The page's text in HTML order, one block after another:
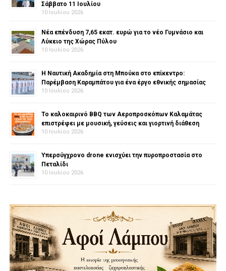
Σάββατο 11 Ιουλίου
10 Ιουλίου 2026
Νέα επένδυση 7,65 εκατ. ευρώ για το νέο Γυμνάσιο και
Λύκειο της Χώρας Πύλου
10 Ιουλίου 2026
Η Ναυτική Ακαδημία στη Μπούκα στο επίκεντρο:
Παρέμβαση Καραμπάτου για ένα έργο εθνικής σημασίας
10 Ιουλίου 2026
Το καλοκαιρινό BBQ των Αεροπροσκόπων Καλαμάτας
επιστρέφει με μουσική, γεύσεις και γιορτινή διάθεση
10 Ιουλίου 2026
Υπερσύγχρονο drone ενισχύει την πυροπροστασία στο
Πεταλίδι
10 Ιουλίου 2026